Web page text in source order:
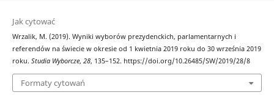
Jak cytować
Wrzalik, M. (2019). Wyniki wyborów prezydenckich, parlamentarnych i
referendów na świecie w okresie od 1 kwietnia 2019 roku do 30 września 2019
roku. Studia Wyborcze, 28, 135–152. https://doi.org/10.26485/SW/2019/28/8
Formaty cytowań